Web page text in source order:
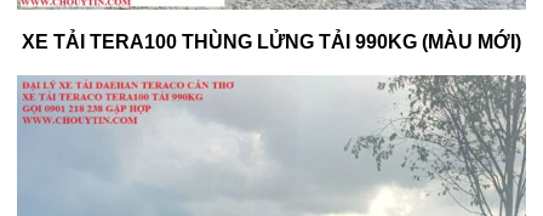
XE TẢI TERA100 THÙNG LỬNG TẢI 990KG (MÀU MỚI)